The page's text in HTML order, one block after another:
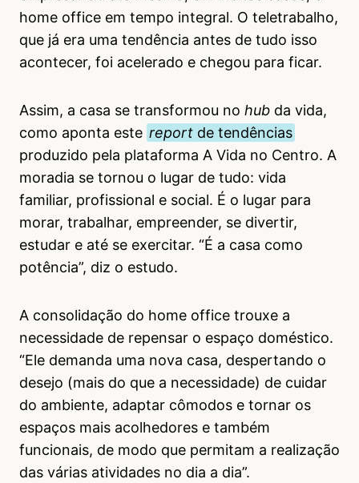
home office em tempo integral. O teletrabalho,
que já era uma tendência antes de tudo isso
acontecer, foi acelerado e chegou para ficar.
Assim, a casa se transformou no hub da vida,
como aponta este report de tendências
produzido pela plataforma A Vida no Centro. A
moradia se tornou o lugar de tudo: vida
familiar, profissional e social. É o lugar para
morar, trabalhar, empreender, se divertir,
estudar e até se exercitar. “É a casa como
potência”, diz o estudo.
A consolidação do home office trouxe a
necessidade de repensar o espaço doméstico.
“Ele demanda uma nova casa, despertando o
desejo (mais do que a necessidade) de cuidar
do ambiente, adaptar cômodos e tornar os
espaços mais acolhedores e também
funcionais, de modo que permitam a realização
das várias atividades no dia a dia”.